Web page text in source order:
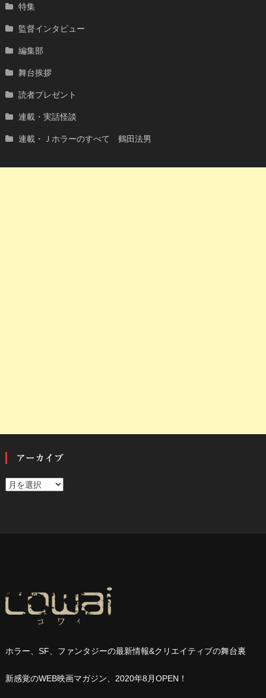
特集
監督インタビュー
編集部
舞台挨拶
読者プレゼント
連載・実話怪談
連載・Ｊホラーのすべて 鶴田法男
アーカイブ
ア
ホラー、SF、ファンタジーの最新情報&クリエイティブの舞台裏
新感覚のWEB映画マガジン、2020年8月OPEN ！